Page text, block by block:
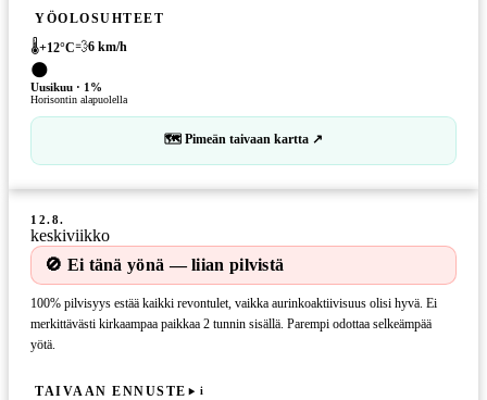
YÖOLOSUHTEET
🌡️+12°C💨6 km/h
🌑
Uusikuu · 1 %
Horisontin alapuolella
🗺 Pimeän taivaan kartta ↗
12.8.
keskiviikko
🚫 Ei tänä yönä — liian pilvistä
100% pilvisyys estää kaikki revontulet, vaikka aurinkoaktiivisuus olisi hyvä. Ei
merkittävästi kirkaampaa paikkaa 2 tunnin sisällä. Parempi odottaa selkeämpää
yötä.
TAIVAAN ENNUSTE i